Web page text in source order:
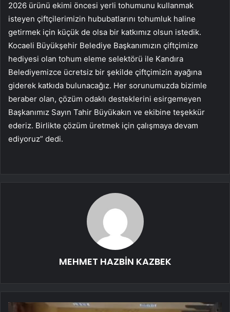
2026 ürünü ekimi öncesi yerli tohumunu kullanmak
isteyen çiftçilerimizin hububatlarını tohumluk haline
getirmek için küçük de olsa bir katkımız olsun istedik.
Kocaeli Büyükşehir Belediye Başkanımızın çiftçimize
hediyesi olan tohum eleme selektörü ile Kandıra
Belediyemizce ücretsiz bir şekilde çiftçimizin ayağına
giderek katkıda bulunacağız. Her sorunumuzda bizimle
beraber olan, çözüm odaklı desteklerini esirgemeyen
Başkanımız Sayın Tahir Büyükakın ve ekibine teşekkür
ederiz. Birlikte çözüm üretmek için çalışmaya devam
ediyoruz” dedi.
MEHMET HAZBİN KAZBEK